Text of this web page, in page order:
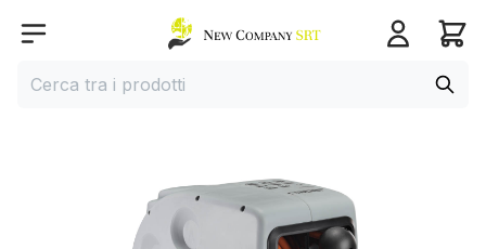
Open menu
Home page
Cerca